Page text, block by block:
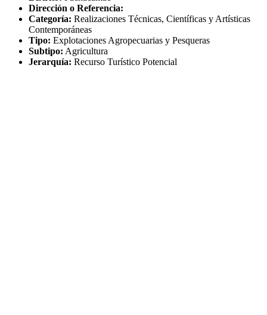
Dirección o Referencia:
Categoría: Realizaciones Técnicas, Científicas y Artísticas
Contemporáneas
Tipo: Explotaciones Agropecuarias y Pesqueras
Subtipo: Agricultura
Jerarquía: Recurso Turístico Potencial